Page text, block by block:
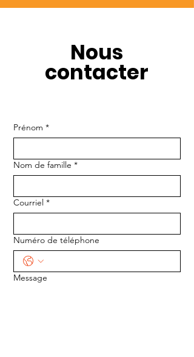
Nous
contacter
Prénom *
Nom de famille *
Courriel *
Numéro de téléphone
Message